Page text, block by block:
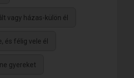
vagy házas-külön él
és félig vele él
gyereket